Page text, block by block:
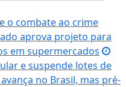
o combate ao crime
aprova projeto para
em supermercados
e suspende lotes de
no Brasil, mas pré-